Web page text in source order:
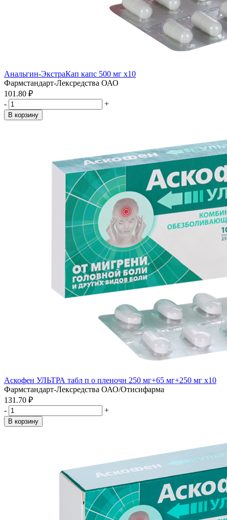
Анальгин-ЭкстраКап капс 500 мг x10
Фармстандарт-Лексредства ОАО
101.80 ₽
-
+
В корзину
Аскофен УЛЬТРА табл п о пленочн 250 мг+65 мг+250 мг x10
Фармстандарт-Лексредства ОАО/Отисифарма
131.70 ₽
-
+
В корзину